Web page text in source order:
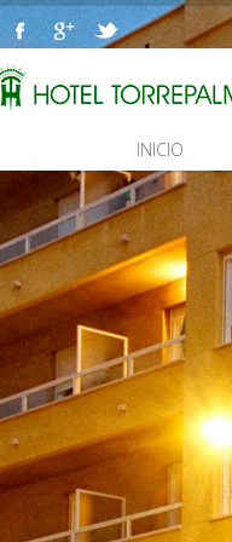
INICIO